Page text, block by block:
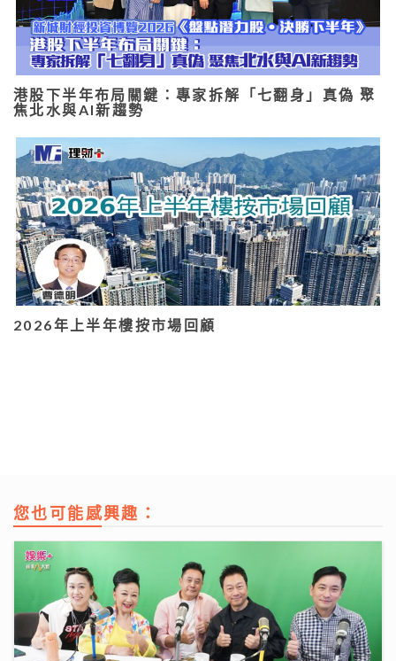
港股下半年布局關鍵：專家拆解「七翻身」真偽 聚
焦北水與AI新趨勢
2026年上半年樓按市場回顧
您也可能感興趣：